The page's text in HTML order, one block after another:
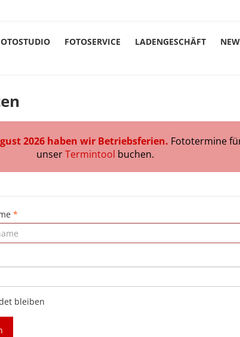
FOTOSERVICE LADENGESCHÄFT
2026 haben wir Betriebsferien. Fototermine
unserTermintool buchen.
*
bleiben